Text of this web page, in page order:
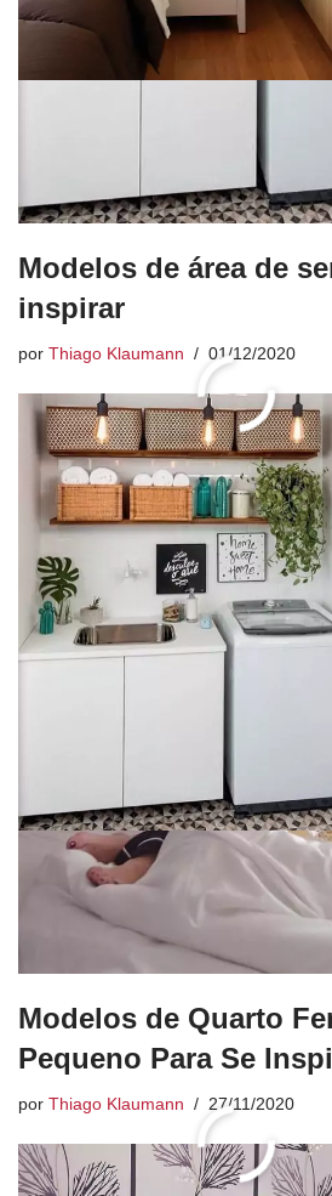
Modelos de área de
inspirar
por Thiago Klaumann 01/12/2020
Modelos de Quarto
Pequeno Para Se
por Thiago Klaumann 27/11/2020